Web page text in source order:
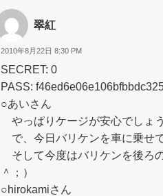
翠紅
2010年8月22日 8:30 PM
SECRET: 0
PASS:
○あいさん
やっぱりケージが安心でしょう
で、今日バリケンを車に乗せ
そして今度はバリケンを後ろ
＾；）
○hirokamiさん